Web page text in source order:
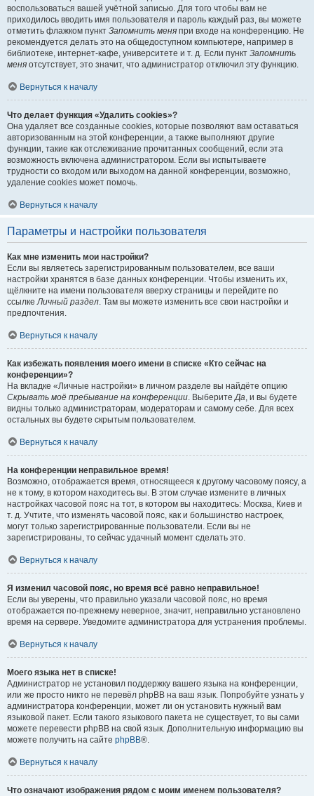
воспользоваться вашей учётной записью. Для того чтобы вам не
приходилось вводить имя пользователя и пароль каждый раз, вы можете
отметить флажком пункт Запомнить меня при входе на конференцию. Не
рекомендуется делать это на общедоступном компьютере, например в
библиотеке, интернет-кафе, университете и т. д. Если пункт Запомнить
меня отсутствует, это значит, что администратор отключил эту функцию.
Вернуться к началу
Что делает функция «Удалить cookies»?
Она удаляет все созданные cookies, которые позволяют вам оставаться
авторизованным на этой конференции, а также выполняют другие
функции, такие как отслеживание прочитанных сообщений, если эта
возможность включена администратором. Если вы испытываете
трудности со входом или выходом на данной конференции, возможно,
удаление cookies может помочь.
Вернуться к началу
Параметры и настройки пользователя
Как мне изменить мои настройки?
Если вы являетесь зарегистрированным пользователем, все ваши
настройки хранятся в базе данных конференции. Чтобы изменить их,
щёлкните на имени пользователя вверху страницы и перейдите по
ссылкеЛичный раздел. Там вы можете изменить все свои настройки и
предпочтения.
Вернуться к началу
Как избежать появления моего имени в списке «Кто сейчас на
конференции»?
На вкладке «Личные настройки» в личном разделе вы найдёте опцию
Скрывать моё пребывание на конференции. ВыберитеДа, и вы будете
видны только администраторам, модераторам и самому себе. Для всех
остальных вы будете скрытым пользователем.
Вернуться к началу
На конференции неправильное время!
Возможно, отображается время, относящееся к другому часовому поясу, а
не к тому, в котором находитесь вы. В этом случае измените в личных
настройках часовой пояс на тот, в котором вы находитесь: Москва, Киев и
т. д. Учтите, что изменять часовой пояс, как и большинство настроек,
могут только зарегистрированные пользователи. Если вы не
зарегистрированы, то сейчас удачный момент сделать это.
Вернуться к началу
Я изменил часовой пояс, но время всё равно неправильное!
Если вы уверены, что правильно указали часовой пояс, но время
отображается по-прежнему неверное, значит, неправильно установлено
время на сервере. Уведомите администратора для устранения проблемы.
Вернуться к началу
Моего языка нет в списке!
Администратор не установил поддержку вашего языка на конференции,
или же просто никто не перевёл phpBB на ваш язык. Попробуйте узнать у
администратора конференции, может ли он установить нужный вам
языковой пакет. Если такого языкового пакета не существует, то вы сами
можете перевести phpBB на свой язык. Дополнительную информацию вы
можете получить на сайте phpBB®.
Вернуться к началу
Что означают изображения рядом с моим именем пользователя?